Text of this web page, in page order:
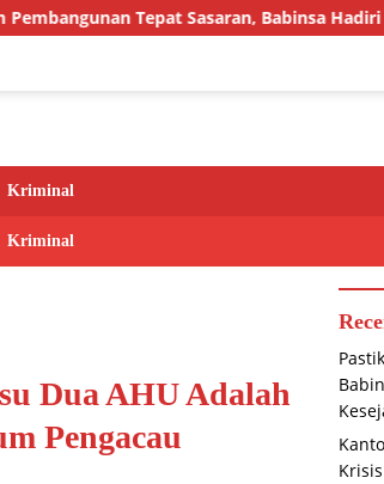
Sasaran, Babinsa Hadiri Musdes Demi
Kriminal
Kriminal
Dua AHU Adalah
Pengacau